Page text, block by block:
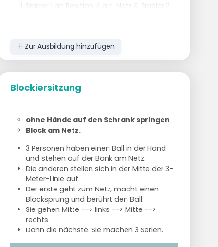
Spieler 1 an Position 4 a.h. Netz & Spieler 2
Position 4 und 2 spielen einen kurzen Ball
an Position 2 a.h. Netz - mit Ball in der Ecke
an Position 1 und 5
Position 4 und 2 spielen 2x Angriff
Zur Ausbildung hinzufügen
Blockiersitzung
ohne Hände auf den Schrank springen
Block am Netz.
3 Personen haben einen Ball in der Hand
und stehen auf der Bank am Netz.
Die anderen stellen sich in der Mitte der 3-
Meter-Linie auf.
Der erste geht zum Netz, macht einen
Blocksprung und berührt den Ball.
Sie gehen Mitte --> links --> Mitte -->
rechts
Dann die nächste. Sie machen 3 Serien.